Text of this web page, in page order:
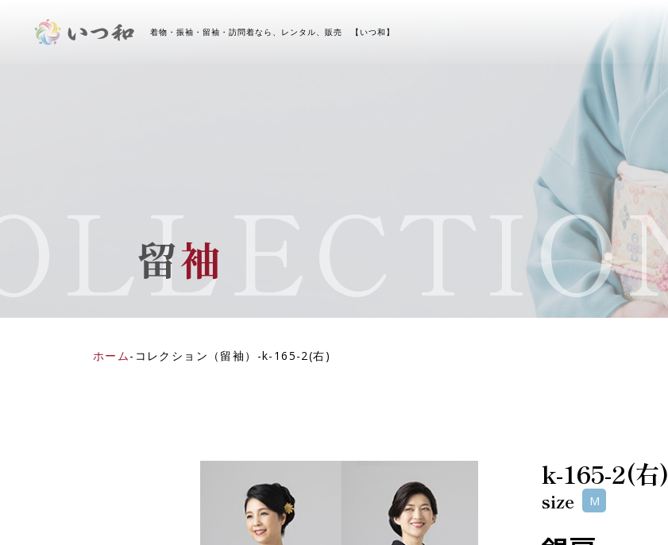
着物・振袖・留袖・訪問着なら、レンタル、販売 【いつ和】
留袖
ホーム- コレクション（留袖） -k-165-2(右)
k-165-2(右)
size M